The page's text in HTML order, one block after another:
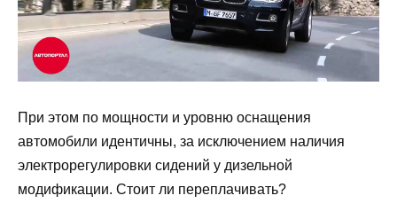
При этом по мощности и уровню оснащения
автомобили идентичны, за исключением наличия
электрорегулировки сидений у дизельной
модификации. Стоит ли переплачивать?